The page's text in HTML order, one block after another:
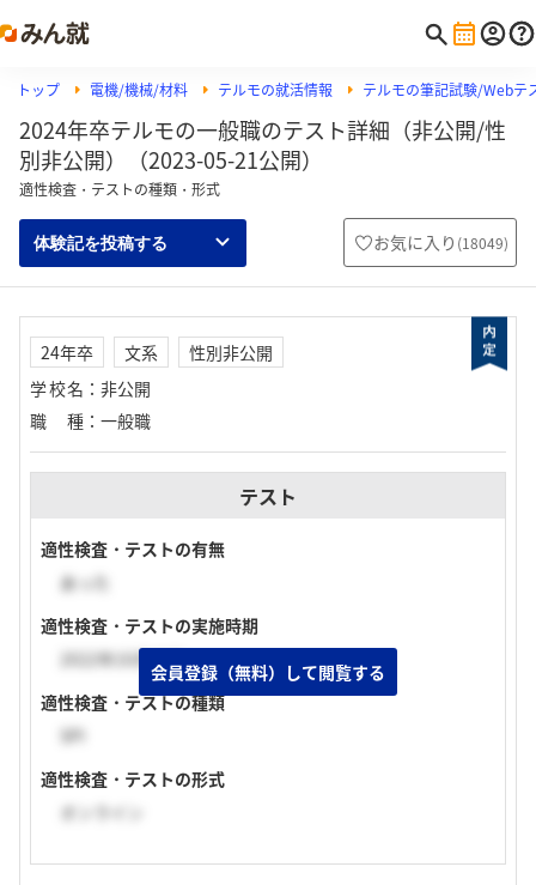
トップ 電機/機械/材料 テルモの就活情報 テルモの筆記試験/Webテ
2024年卒テルモの一般職のテスト詳細（非公開/性
別非公開）（2023-05-21公開）
適性検査・テストの種類・形式
体験記を投稿する お気に入り (18049)
24年卒 文系
性別非公開
学校名 ： 非公開
職種 ： 一般職
テスト
適性検査・テストの有無
あった
適性検査・テストの実施時期
2022年10月中旬
適性検査・テストの種類
SPI
適性検査・テストの形式
オンライン
会員登録（無料）して閲覧する